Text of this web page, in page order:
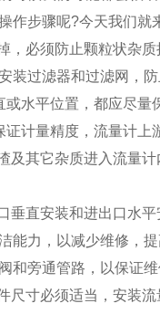
作步骤呢?今天我们就
，必须防止颗粒状杂
装过滤器和过滤网，
水平位置，都应尽量
计量精度，流量计上
及其它杂质进入流量
垂直安装和进出口水
能力，以减少维修，
和旁通管路，以保证维
尺寸必须适当，安装